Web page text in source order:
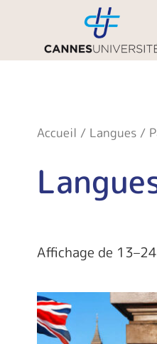
Accueil / Langues /
Affichage de